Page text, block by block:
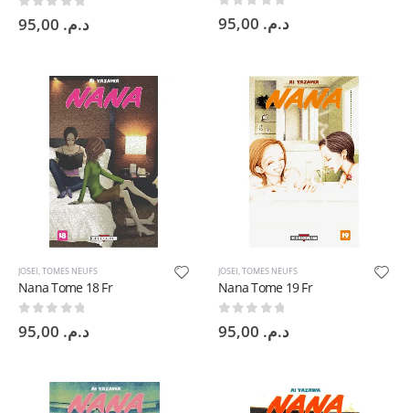
د.م. 0 sur 5د.م.
JOSEI TOMES NEUFS
Nana Tome 18 Fr
د.م.
JOSEI TOMES NEUFS
Nana Tome 19 Fr
د.م.